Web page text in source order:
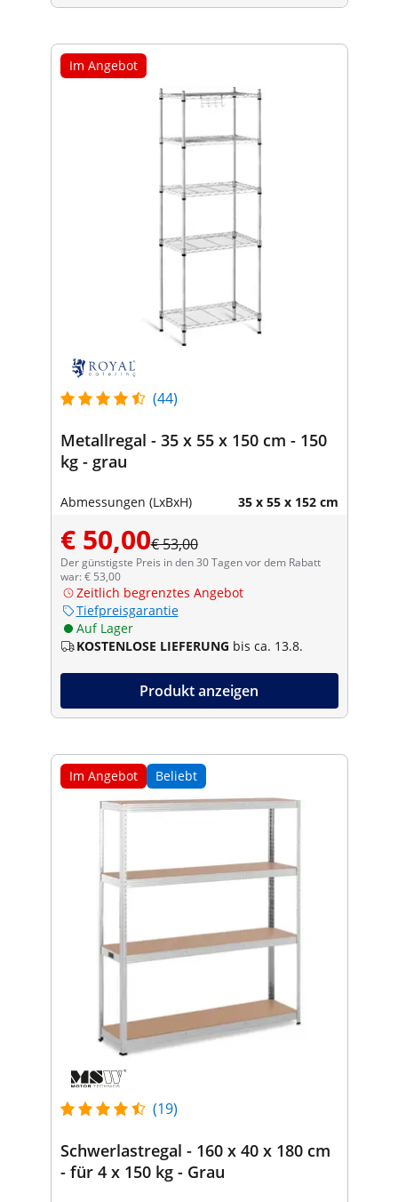
Im Angebot
(44)
Metallregal - 35 x 55 x 150 cm - 150
kg - grau
Abmessungen (LxBxH) 35 x 55 x 152 cm
€ 50,00€ 53,00
Der günstigste Preis in den 30 Tagen vor dem Rabatt
war: € 53,00
Zeitlich begrenztes Angebot
Tiefpreisgarantie
Auf Lager
KOSTENLOSE LIEFERUNG bis ca. 13.8.
Produkt anzeigen
Im Angebot Beliebt
(19)
Schwerlastregal - 160 x 40 x 180 cm
- für 4 x 150 kg - Grau